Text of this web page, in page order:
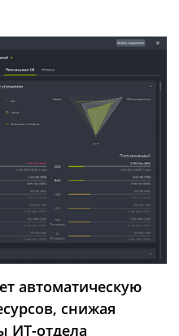
автоматическую
снижая
ИТ-отдела